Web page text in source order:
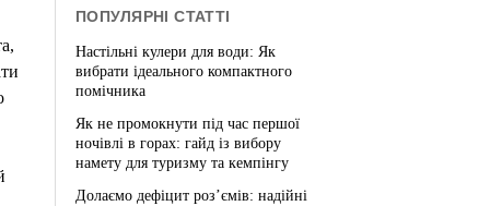
ПОПУЛЯРНІ СТАТТІ
Настільні кулери для води: Як
вибрати ідеального компактного
помічника
Як не промокнути під час першої
ночівлі в горах: гайд із вибору
намету для туризму та кемпінгу
Долаємо дефіцит роз’ємів: надійні